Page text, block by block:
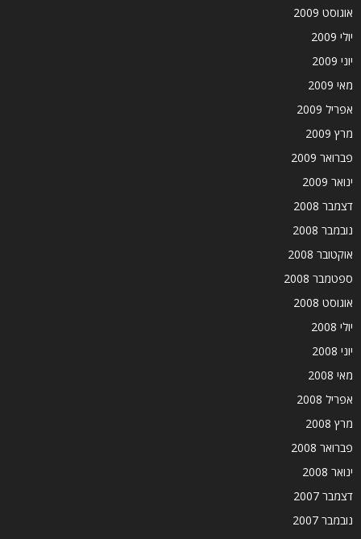
אוגוסט 2009
יולי 2009
יוני 2009
מאי 2009
אפריל 2009
מרץ 2009
פברואר 2009
ינואר 2009
דצמבר 2008
נובמבר 2008
אוקטובר 2008
ספטמבר 2008
אוגוסט 2008
יולי 2008
יוני 2008
מאי 2008
אפריל 2008
מרץ 2008
פברואר 2008
ינואר 2008
דצמבר 2007
נובמבר 2007